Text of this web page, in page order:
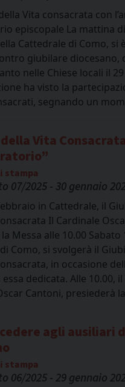
Vita consacrata con
episcopale La mattina
Cattedrale di Como, si
giubilare diocesano,
nelle Chiese locali il
ha visto la
segnando un
Vita
stampa
07/2025 - 30 gennaio
in Cattedrale, il
Il Cardinale
Messa alle 10.00 Sabato
Como, si svolgerà il
in occasione
dedicata. Alle 10.00, il
Cantoni, presiederà
agli ausiliari
stampa
06/2025 - 29 gennaio